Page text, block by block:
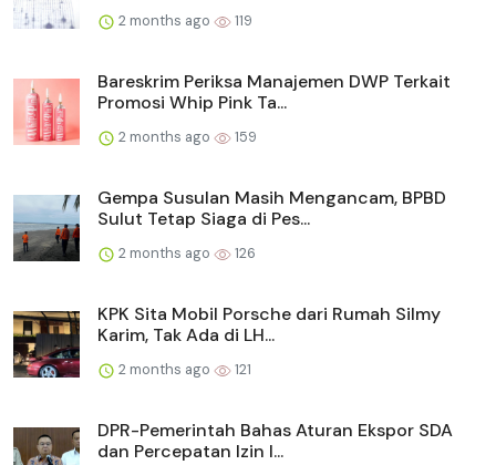
2 months ago 119
Bareskrim Periksa Manajemen DWP Terkait
Promosi Whip Pink Ta...
2 months ago 159
Gempa Susulan Masih Mengancam, BPBD
Sulut Tetap Siaga di Pes...
2 months ago 126
KPK Sita Mobil Porsche dari Rumah Silmy
Karim, Tak Ada di LH...
2 months ago 121
DPR-Pemerintah Bahas Aturan Ekspor SDA
dan Percepatan Izin I...